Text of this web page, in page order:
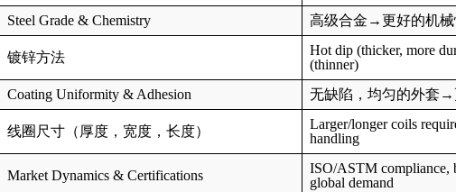
Steel Grade & Chemistry
高级合金→更好的机
镀锌方法
Hot dip (thicker, more
(thinner)
Coating Uniformity & Adhesion
无缺陷，均匀的外套
线圈尺寸（厚度，宽度，长度）
Larger/longer coils
handling
Market Dynamics & Certifications
ISO/ASTM compliance,
global demand